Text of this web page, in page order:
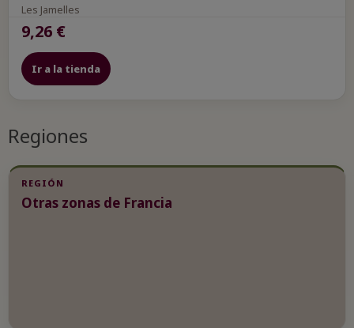
Les Jamelles
9,26 €
Ir a la tienda
Regiones
REGIÓN
Otras zonas de Francia